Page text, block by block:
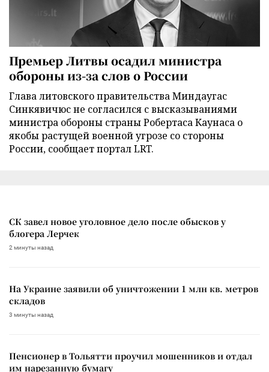
Премьер Литвы осадил министра
обороны из-за слов о России
Глава литовского правительства Миндаугас
Синкявичюс не согласился с высказываниями
министра обороны страны Робертаса Каунаса о
якобы растущей военной угрозе со стороны
России, сообщает портал LRT.
СК завел новое уголовное дело после обысков у
блогера Лерчек
2 минуты назад
На Украине заявили об уничтожении 1 млн кв. метров
складов
3 минуты назад
Пенсионер в Тольятти проучил мошенников и отдал
им нарезанную бумагу